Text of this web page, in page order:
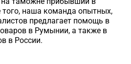
наша команда опытных,
предлагает помощь в
в Румынии, а также в
в России.